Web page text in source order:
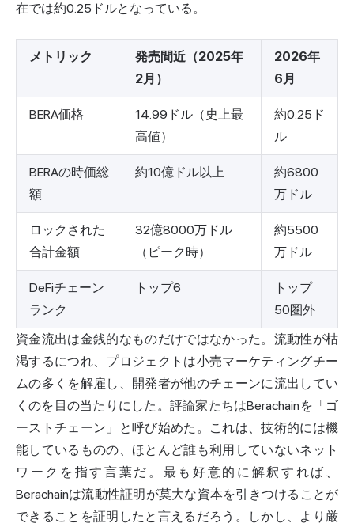
在では約0.25ドルとなっている。
メトリック
発売間近（2025年
2月）
2026年
6月
BERA価格
14.99ドル（史上最
高値）
約0.25ド
ル
BERAの時価総
額
約10億ドル以上
約6800
万ドル
ロックされた
合計金額
32億8000万ドル
（ピーク時）
約5500
万ドル
DeFiチェーン
ランク
トップ6
トップ
50圏外
資金流出は金銭的なものだけではなかった。流動性が枯
渇するにつれ、プロジェクトは小売マーケティングチー
ムの多くを解雇し、開発者が他のチェーンに流出してい
くのを目の当たりにした。評論家たちはBerachainを「ゴ
ーストチェーン」と呼び始めた。これは、技術的には機
能しているものの、ほとんど誰も利用していないネット
ワークを指す言葉だ。最も好意的に解釈すれば、
Berachainは流動性証明が莫大な資本を引きつけることが
できることを証明したと言えるだろう。しかし、より厳